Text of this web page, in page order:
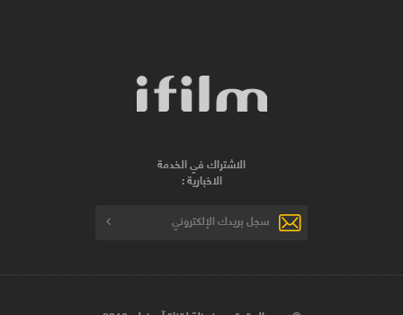
الاشتراك في الخدمة
الاخبارية :